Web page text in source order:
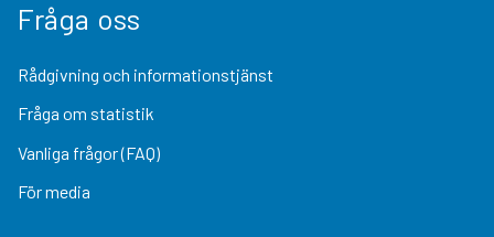
Fråga oss
Rådgivning och informationstjänst
Fråga om statistik
Vanliga frågor (FAQ)
För media